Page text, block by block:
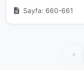
Sayfa: 660-661
«